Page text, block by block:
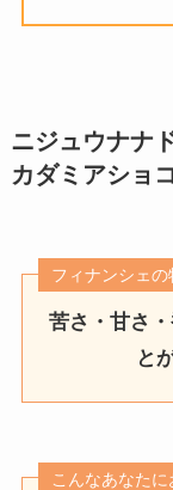
ニジュウナナ
カダミアショ
フィナンシェの
苦さ・甘さ
と
こんなあなたに